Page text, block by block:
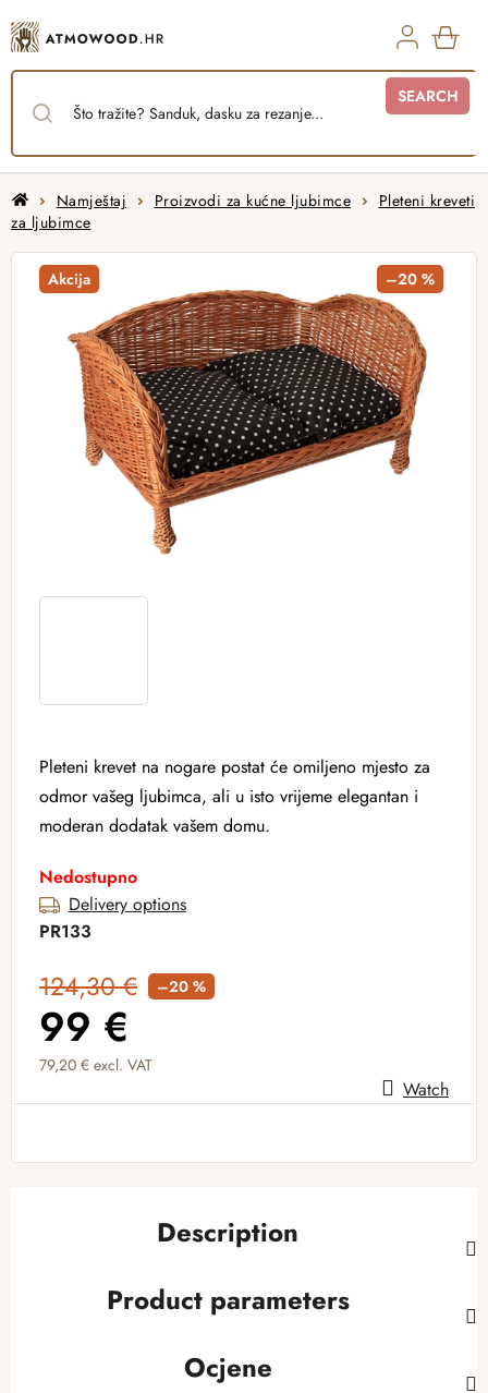
to
content
SEARCH
HomeNamještaj Proizvodi za kućne ljubimce
Pleteni kreveti
za ljubimce
Pleteni krevet na nogare postat će omiljeno mjesto za
odmor vašeg ljubimca, ali u isto vrijeme elegantan i
moderan dodatak vašem domu.
Nedostupno
Delivery options
PR133
124,30 € –20 %
99 €
79,20 € excl. VAT
Measure price: Watch
Akcija –20 %
Description
Product parameters
Ocjene